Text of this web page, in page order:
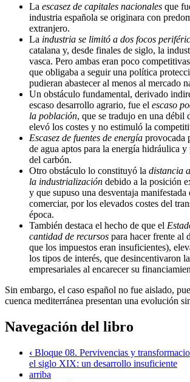
La escasez de capitales nacionales que
industria española se originara con
extranjero.
La industria se limitó a dos focos
catalana y, desde finales de siglo, la
vasca. Pero ambas eran poco
que obligaba a seguir una política
pudieran abastecer al menos al mercado
Un obstáculo fundamental, derivado
escaso desarrollo agrario, fue el escaso
la población, que se tradujo en una débil
elevó los costes y no estimuló la
Escasez de fuentes de energía provocada
de agua aptos para la energía hidráulica
del carbón.
Otro obstáculo lo constituyó la distancia
la industrialización debido a la posición
y que supuso una desventaja
comerciar, por los elevados costes del
época.
También destaca el hecho de que el
cantidad de recursos para hacer frente al
que los impuestos eran insuficientes),
los tipos de interés, que desincentivaron
empresariales al encarecer su
Sin embargo, el caso español no fue aislado,
cuenca mediterránea presentan una evolución
Navegación del libro
‹ Bloque 08. Pervivencias y
el siglo XIX: un desarrollo insuficiente
arriba